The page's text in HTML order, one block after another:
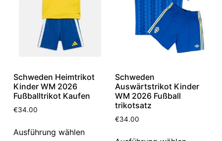
Schweden Heimtrikot
Kinder WM 2026
Fußballtrikot Kaufen
€34.00
Ausführung wählen
Schweden
Auswärtstrikot Kinder
WM 2026 Fußball
trikotsatz
€34.00